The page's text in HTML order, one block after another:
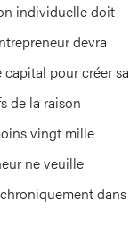
individuelle doit
devra
pour créer sa
de la raison
vingt mille
ne veuille
dans